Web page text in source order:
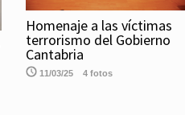
Homenaje a las víctimas
terrorismo del Gobierno
Cantabria
11/03/25 4 fotos